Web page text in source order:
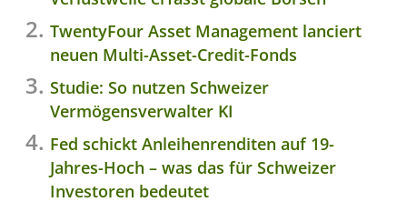
TwentyFour Asset Management lanciert
neuen Multi-Asset-Credit-Fonds
Studie: So nutzen Schweizer
Vermögensverwalter KI
Fed schickt Anleihenrenditen auf 19-
Jahres-Hoch – was das für Schweizer
Investoren bedeutet